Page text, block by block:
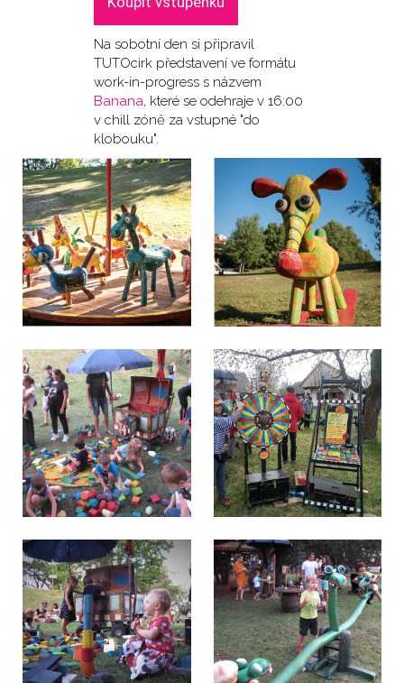
Na sobotní den si připravil
TUTOcirk představení ve formátu
work-in-progress s názvem
Banana, které se odehraje v 16:00
v chill zóně za vstupné "do
klobouku".